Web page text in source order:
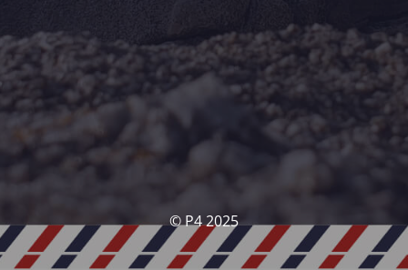
© P4 2025